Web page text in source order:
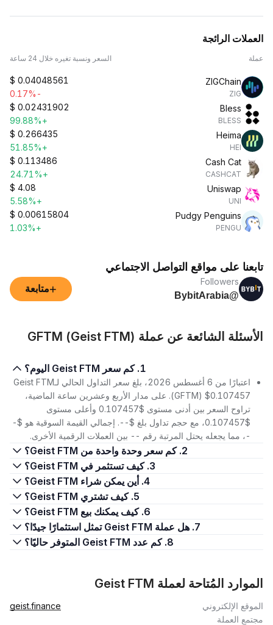
العملات الرائجة
عملة السعر ونسبة تغيره خلال 24 ساعة
ZIGChain
ZIG
$ 0.04048561
-0.17%
Bless
BLESS
$ 0.02431902
+99.88%
Heima
HEI
$ 0.266435
+51.85%
Cash Cat
CASHCAT
$ 0.113486
+24.71%
Uniswap
UNI
$ 4.08
+5.58%
Pudgy Penguins
PENGU
$ 0.00615804
+1.03%
تابعنا على مواقع التواصل الاجتماعي
Followers
@BybitArabia
+متابعة
الأسئلة الشائعة عن عملة GFTM (Geist FTM)
1. كم سعر Geist FTM اليوم؟
اعتبارًا من 6 أغسطس 2026، بلغ سعر التداول الحالي لـGeist FTM
(GFTM) $0.107457. على مدار الأربع وعشرين ساعة الماضية،
تراوح السعر بين أدنى مستوى $0.107457 وأعلى مستوى
$0.107457، مع حجم تداول بلغ $--. إجمالي القيمة السوقية هو $-
-، مما يجعله يحتل المرتبة رقم -- بين العملات الرقمية الأخرى.
2. كم سعر وحدة واحدة من Geist FTM؟
3. كيف تستثمر في Geist FTM؟
4. أين يمكن شراء Geist FTM؟
5. كيف تشتري Geist FTM؟
6. كيف يمكنك بيع Geist FTM؟
7. هل عملة Geist FTM تمثل استثمارًا جيدًا؟
8. كم عدد Geist FTM المتوفر حاليًا؟
الموارد المُتاحة لعملة Geist FTM
الموقع الإلكتروني
geist.finance
مجتمع العملة